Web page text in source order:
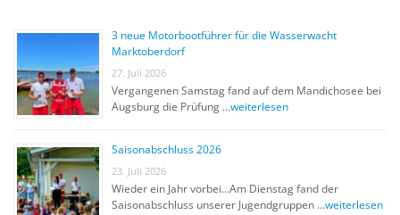
3 neue Motorbootführer für die Wasserwacht
Marktoberdorf
27. Juli 2026
Vergangenen Samstag fand auf dem Mandichosee bei
Augsburg die Prüfung …weiterlesen
Saisonabschluss 2026
23. Juli 2026
Wieder ein Jahr vorbei…Am Dienstag fand der
Saisonabschluss unserer Jugendgruppen …weiterlesen